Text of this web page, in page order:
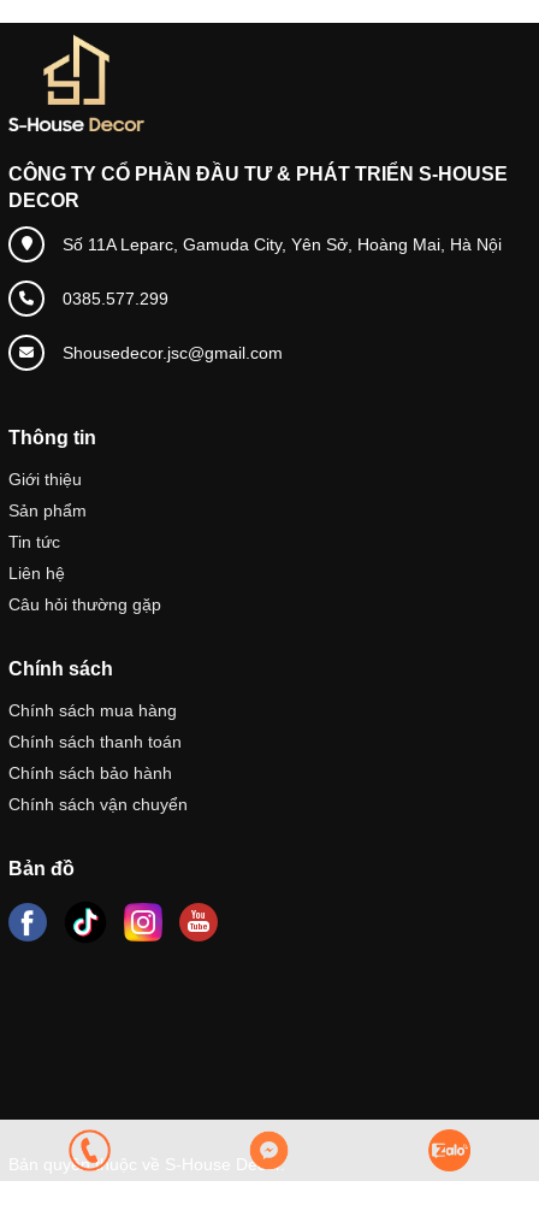
CÔNG TY CỔ PHẦN ĐẦU TƯ & PHÁT TRIỂN S-HOUSE
DECOR
Số 11A Leparc, Gamuda City, Yên Sở, Hoàng Mai, Hà Nội
0385.577.299
Shousedecor.jsc@gmail.com
Thông tin
Giới thiệu
Sản phẩm
Tin tức
Liên hệ
Câu hỏi thường gặp
Chính sách
Chính sách mua hàng
Chính sách thanh toán
Chính sách bảo hành
Chính sách vận chuyển
Bản đồ
Bản quyền thuộc về S-House Decor.